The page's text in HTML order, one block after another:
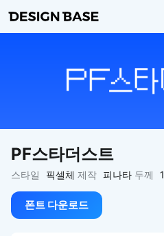
PF스타더스트
스타일 픽셀체 제작 피나타 두께
폰트 다운로드